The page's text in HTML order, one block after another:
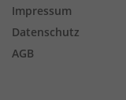
Impressum
Datenschutz
AGB